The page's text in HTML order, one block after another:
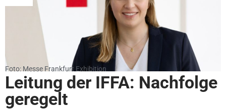
Foto: Messe Frankfurt Exhibition
Leitung der IFFA: Nachfolge
geregelt